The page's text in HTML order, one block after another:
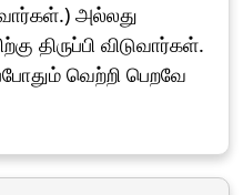
அல்லது
திருப்பி விடுவார்கள்.
வெற்றி பெறவே